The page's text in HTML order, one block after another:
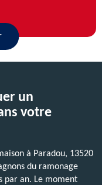
un
votre
à Paradou, 13520
du ramonage
par an. Le moment